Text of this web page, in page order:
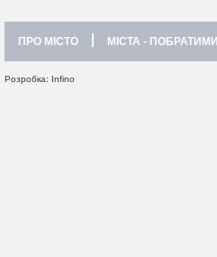
ПРО МІСТО МІСТА - ПОБРАТИМИ
Розробка: Infino